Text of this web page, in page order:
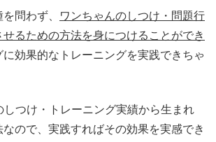
問わず、
ワンちゃんのしつけ・問題行
るための方法を身につけることができ
に効果的なトレーニングを実践できちゃ
しつけ・トレーニング実績から生まれ
ので、実践すればその効果を実感でき